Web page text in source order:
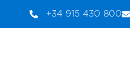
+34 915 430 800